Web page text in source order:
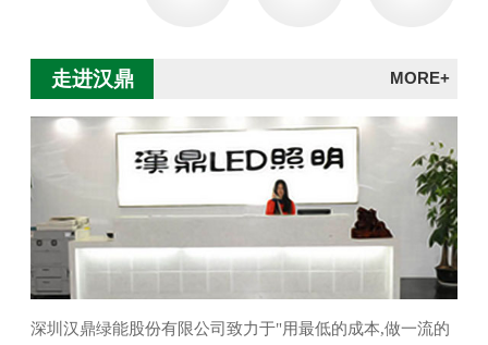
走进汉鼎 MORE+
深圳汉鼎绿能股份有限公司致力于"用最低的成本,做一流的